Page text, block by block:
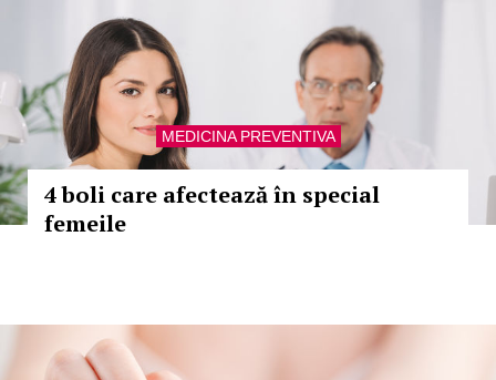
MEDICINA PREVENTIVA
4 boli care afectează în special
femeile